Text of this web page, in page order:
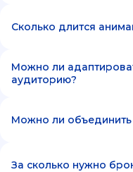
Сколько длится
Можно ли
аудиторию?
Можно ли объединить
За сколько нужно